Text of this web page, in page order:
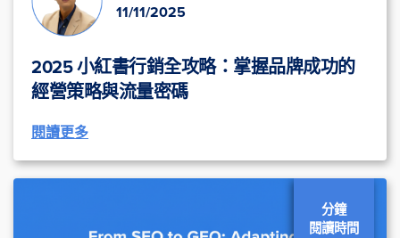
11/11/2025
2025 小紅書行銷全攻略：掌握品牌成功的
經營策略與流量密碼
閱讀更多
分鐘
閱讀時間